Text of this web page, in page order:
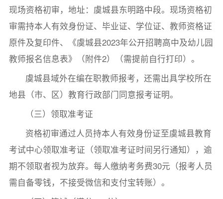
现场资格初审，地址：虞城县东明路中段。现场资格初
审需持本人有效身份证、毕业证、学位证、教师资格证
原件及复印件、《虞城县2023年公开招聘高中及幼儿园
教师报名信息表》（附件2）（需提前自行打印）。
虞城县域外在编在职教师报考，还需出具学校所在
地县（市、区）教育行政部门同意报考证明。
（三）领取准考证
资格初审通过人员持本人有效身份证至虞城县教育
考试中心领取准考证（领取准考证时间另行通知），逾
期不领取者视为放弃。每人缴纳考务费30元（报考人员
需自备零钱，不接受微信和支付宝转账）。